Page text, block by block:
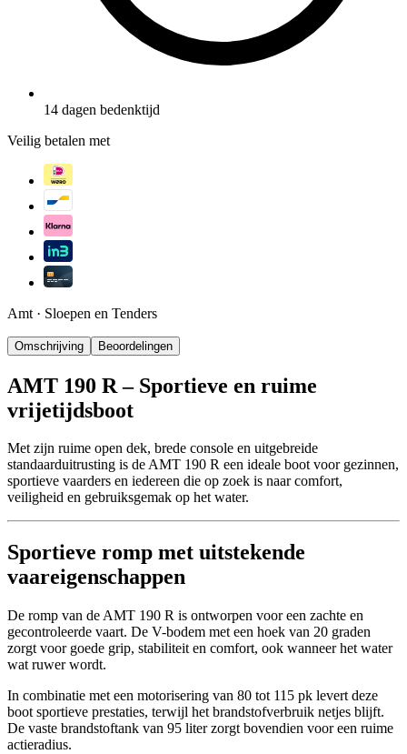
14 dagen bedenktijd
Veilig betalen met
Amt · Sloepen en Tenders
Omschrijving Beoordelingen
AMT 190 R – Sportieve en ruime
vrijetijdsboot
Met zijn ruime open dek, brede console en uitgebreide
standaarduitrusting is de AMT 190 R een ideale boot voor gezinnen,
sportieve vaarders en iedereen die op zoek is naar comfort,
veiligheid en gebruiksgemak op het water.
Sportieve romp met uitstekende
vaareigenschappen
De romp van de AMT 190 R is ontworpen voor een zachte en
gecontroleerde vaart. De V-bodem met een hoek van 20 graden
zorgt voor goede grip, stabiliteit en comfort, ook wanneer het water
wat ruwer wordt.
In combinatie met een motorisering van 80 tot 115 pk levert deze
boot sportieve prestaties, terwijl het brandstofverbruik netjes blijft.
De vaste brandstoftank van 95 liter zorgt bovendien voor een ruime
actieradius.